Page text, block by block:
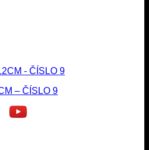
– ČÍSLO 9